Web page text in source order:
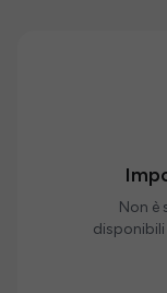
Non è
disponibili